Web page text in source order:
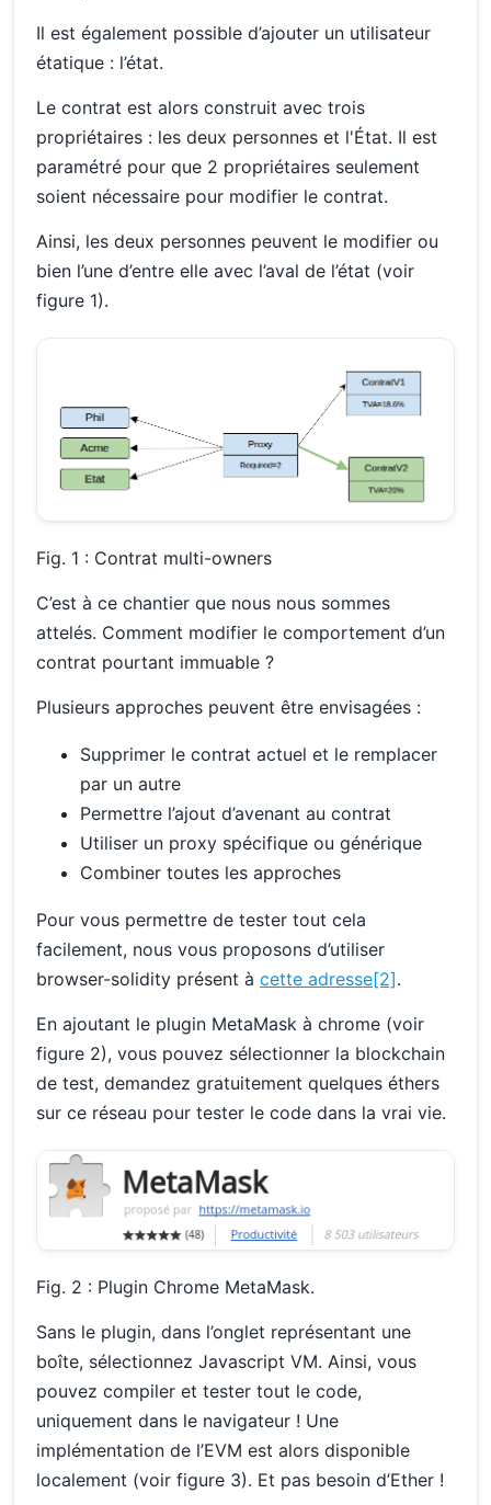
Il est également possible d’ajouter un utilisateur
étatique : l’état.
Le contrat est alors construit avec trois
propriétaires : les deux personnes et l'État. Il est
paramétré pour que 2 propriétaires seulement
soient nécessaire pour modifier le contrat.
Ainsi, les deux personnes peuvent le modifier ou
bien l’une d’entre elle avec l’aval de l’état (voir
figure 1).
Fig. 1 : Contrat multi-owners
C’est à ce chantier que nous nous sommes
attelés. Comment modifier le comportement d’un
contrat pourtant immuable ?
Plusieurs approches peuvent être envisagées :
Supprimer le contrat actuel et le remplacer
par un autre
Permettre l’ajout d’avenant au contrat
Utiliser un proxy spécifique ou générique
Combiner toutes les approches
Pour vous permettre de tester tout cela
facilement, nous vous proposons d’utiliser
browser-solidity présent à cette adresse[2].
En ajoutant le plugin MetaMask à chrome (voir
figure 2), vous pouvez sélectionner la blockchain
de test, demandez gratuitement quelques éthers
sur ce réseau pour tester le code dans la vrai vie.
Fig. 2 : Plugin Chrome MetaMask.
Sans le plugin, dans l’onglet représentant une
boîte, sélectionnez Javascript VM. Ainsi, vous
pouvez compiler et tester tout le code,
uniquement dans le navigateur ! Une
implémentation de l’EVM est alors disponible
localement (voir figure 3). Et pas besoin d’Ether !